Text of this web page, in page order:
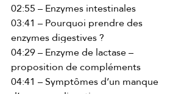
02:55 – Enzymes intestinales
03:41 – Pourquoi prendre des
enzymes digestives ?
04:29 – Enzyme de lactase –
proposition de compléments
04:41 – Symptômes d’un manque